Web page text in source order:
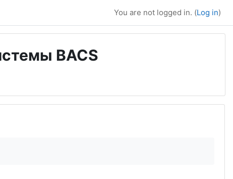
You are not logged in. (Log in)
BACS